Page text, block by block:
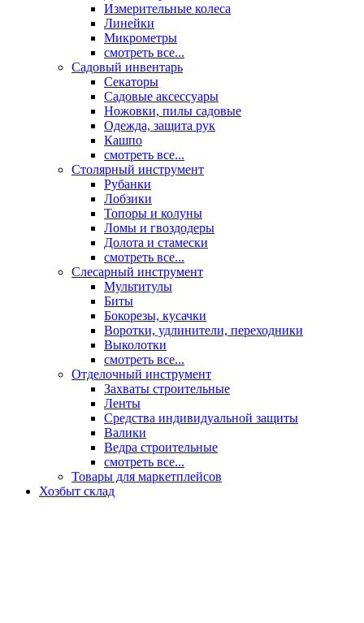
Измерительные колеса
Линейки
Микрометры
смотреть все...
Садовый инвентарь
Секаторы
Садовые аксессуары
Ножовки, пилы садовые
Одежда, защита рук
Кашпо
смотреть все...
Столярный инструмент
Рубанки
Лобзики
Топоры и колуны
Ломы и гвоздодеры
Долота и стамески
смотреть все...
Слесарный инструмент
Мультитулы
Биты
Бокорезы, кусачки
Воротки, удлинители, переходники
Выколотки
смотреть все...
Отделочный инструмент
Захваты строительные
Ленты
Средства индивидуальной защиты
Валики
Ведра строительные
смотреть все...
Товары для маркетплейсов
Хозбыт склад